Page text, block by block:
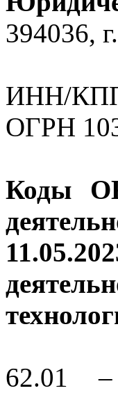
394036,
ИНН/КПП
ОГРН
Коды
62.01 –